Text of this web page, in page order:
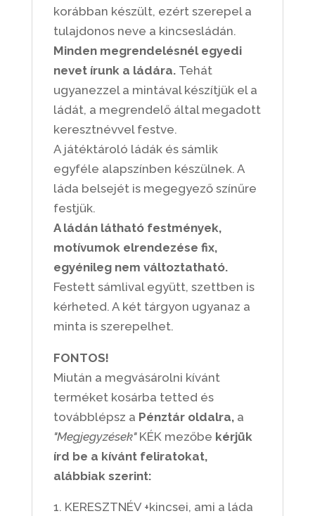
korábban készült, ezért szerepel a
tulajdonos neve a kincsesládán.
Minden megrendelésnél egyedi
nevet írunk a ládára. Tehát
ugyanezzel a mintával készítjük el a
ládát, a megrendelő által megadott
keresztnévvel festve.
A játéktároló ládák és sámlik
egyféle alapszínben készülnek. A
láda belsejét is megegyező színűre
festjük.
A ládán látható festmények,
motívumok elrendezése fix,
egyénileg nem változtatható.
Festett sámlival együtt, szettben is
kérheted. A két tárgyon ugyanaz a
minta is szerepelhet.
FONTOS!
Miután a megvásárolni kívánt
terméket kosárba tetted és
továbblépsz a Pénztár oldalra,a
"Megjegyzések"KÉK mezőbe kérjük
írd be a kívánt feliratokat,
alábbiak szerint:
KERESZTNÉV +kincsei, ami a láda